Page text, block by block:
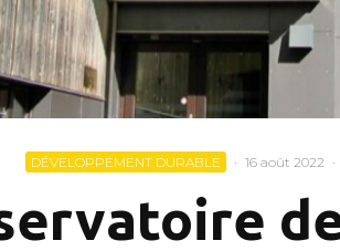
DÉVELOPPEMENT DURABLE · 16 août 2022 ·